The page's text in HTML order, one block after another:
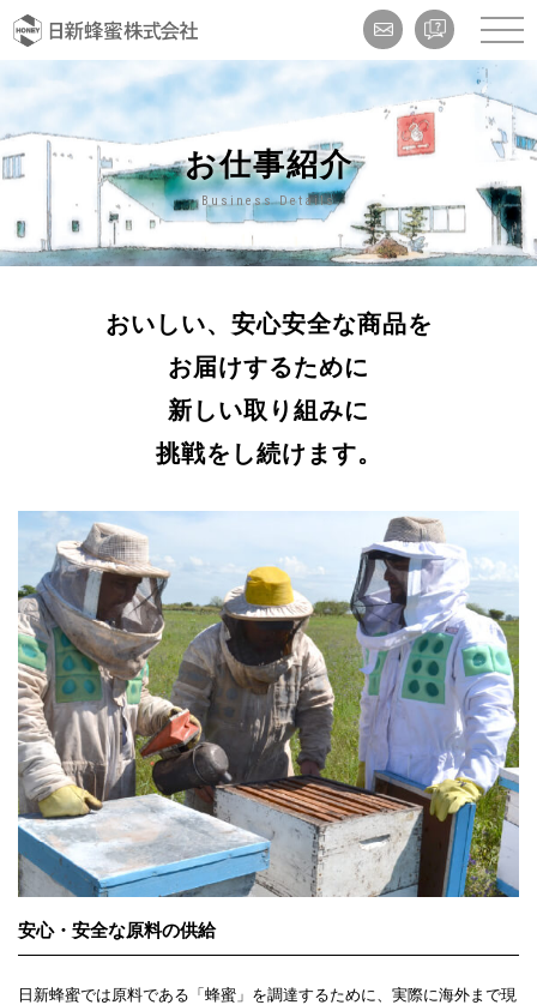
お仕事紹介
Business Details
おいしい、安心安全な商品を
お届けするために
新しい取り組みに
挑戦をし続けます。
安心・安全な原料の供給
日新蜂蜜では原料である「蜂蜜」を調達するために、実際に海外まで現